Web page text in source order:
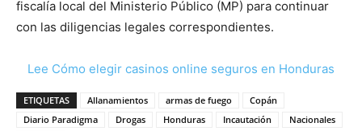
fiscalía local del Ministerio Público (MP) para continuar
con las diligencias legales correspondientes.
Lee Cómo elegir casinos online seguros en Honduras
ETIQUETAS Allanamientos armas de fuego
Copán
Diario Paradigma
Drogas Honduras Incautación
Nacionales